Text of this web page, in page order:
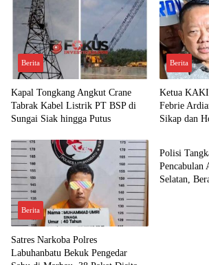
Berita
Kapal Tongkang Angkut Crane
Tabrak Kabel Listrik PT BSP di
Sungai Siak hingga Putus
Berita
Ketua KAKI
Febrie
Sikap dan
Berita
Satres Narkoba Polres
Labuhanbatu Bekuk Pengedar
Berita
Polisi
Pencabulan
Selatan,